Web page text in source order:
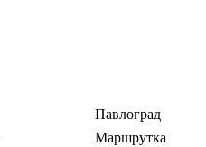
Павлоград
Маршрутка